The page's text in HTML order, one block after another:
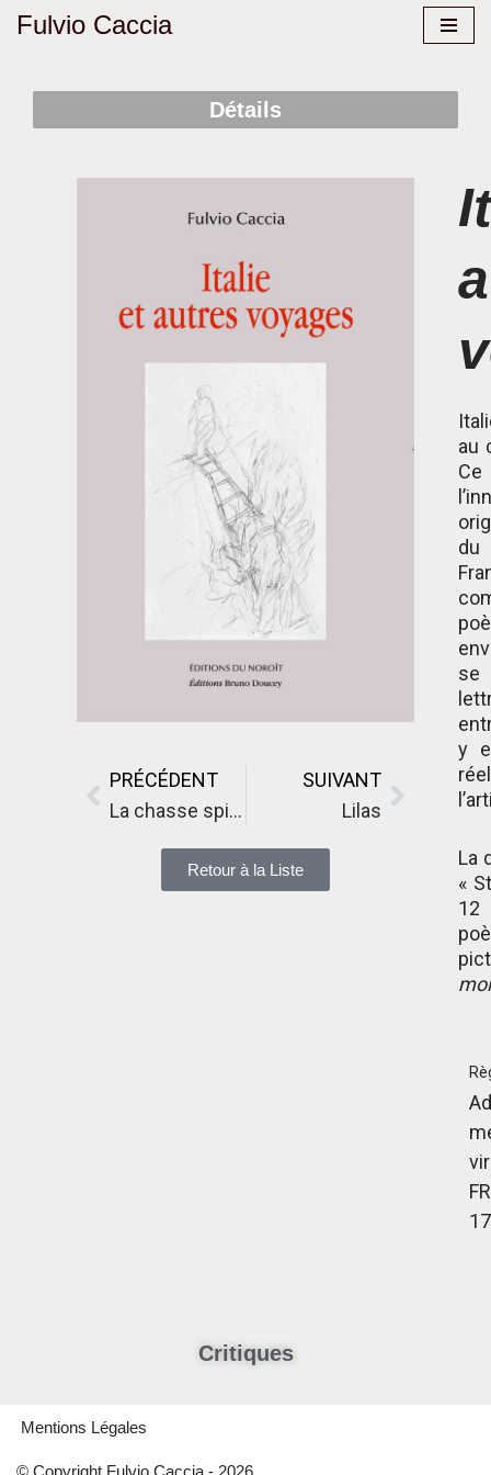
Fulvio Caccia
Détails
Critiques
PRÉCÉDENT
La chasse spirituelle
SUIVANT
Lilas
Retour à la Liste
au
du
se
y
La
«
Mentions Légales
© Copyright Fulvio Caccia - 2026